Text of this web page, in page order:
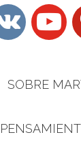
youtube
SOBRE